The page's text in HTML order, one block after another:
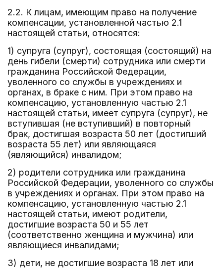
2.2. К лицам, имеющим право на получение
компенсации, установленной частью 2.1
настоящей статьи, относятся:
1) супруга (супруг), состоящая (состоящий) на
день гибели (смерти) сотрудника или смерти
гражданина Российской Федерации,
уволенного со службы в учреждениях и
органах, в браке с ним. При этом право на
компенсацию, установленную частью 2.1
настоящей статьи, имеет супруга (супруг), не
вступившая (не вступивший) в повторный
брак, достигшая возраста 50 лет (достигший
возраста 55 лет) или являющаяся
(являющийся) инвалидом;
2) родители сотрудника или гражданина
Российской Федерации, уволенного со службы
в учреждениях и органах. При этом право на
компенсацию, установленную частью 2.1
настоящей статьи, имеют родители,
достигшие возраста 50 и 55 лет
(соответственно женщина и мужчина) или
являющиеся инвалидами;
3) дети, не достигшие возраста 18 лет или